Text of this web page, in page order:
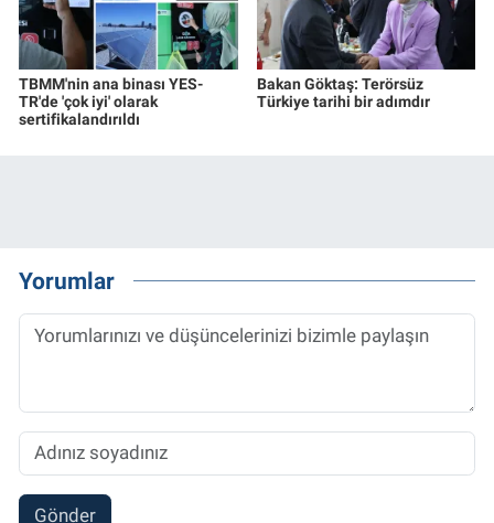
TBMM'nin ana binası YES-
TR'de 'çok iyi' olarak
sertifikalandırıldı
Bakan Göktaş: Terörsüz
Türkiye tarihi bir adımdır
Yorumlar
Gönder